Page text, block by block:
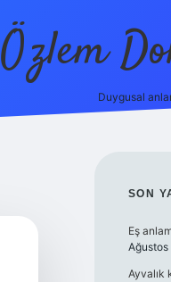
Özlem
Duygusal
SON
Eş
Ağustos
Ayvalık